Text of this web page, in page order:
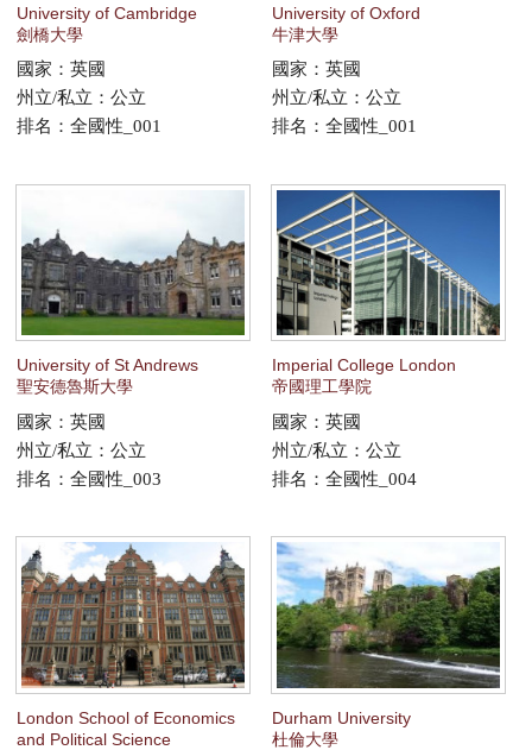
服務項目
申請清單
代辦感言
金榜
University of Cambridge
劍橋大學
國家：英國
州立/私立：公立
排名：全國性_001
University of Oxford
牛津大學
國家：英國
州立/私立：公立
排名：全國性_001
University of St Andrews
聖安德魯斯大學
國家：英國
州立/私立：公立
排名：全國性_003
Imperial College London
帝國理工學院
國家：英國
州立/私立：公立
排名：全國性_004
London School of Economics
and Political Science
Durham University
杜倫大學